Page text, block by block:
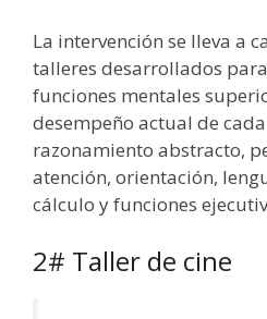
La intervención se lleva a
talleres desarrollados
funciones mentales
desempeño actual de
razonamiento abstracto,
atención, orientación,
cálculo y funciones
2# Taller de cine